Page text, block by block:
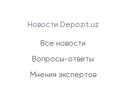
Новости Depozit.uz
Все новости
Вопросы-ответы
Мнения экспертов